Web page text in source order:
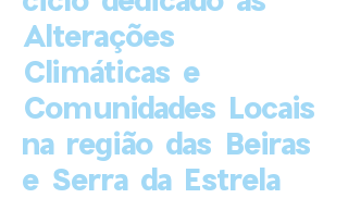
Alterações
Climáticas e
Comunidades Locais
na região das Beiras
e Serra da Estrela